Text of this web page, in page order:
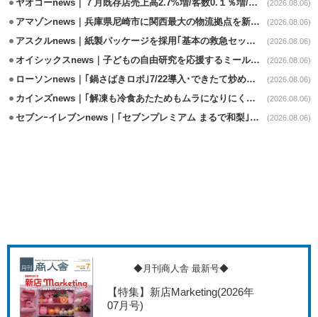
ヤオコーnews｜７月既存店売上高2.7%増/客数0.１％増/客単価2.6％増 (2026.08.06)
アマゾンnews｜兵庫県尼崎市に関西最大の物流拠点を新設・市内2拠点目 (2026.08.06)
アスクルnews｜紙製パッケージを採用｢基本の救急セット｣8/5発売 (2026.08.06)
オイシックスnews｜子どもの自由研究を応援するミールキット8/6発売 (2026.08.06)
ローソンnews｜｢鍋さばきロボ｣7/22導入･できたて炒めメニューを提供 (2026.08.06)
カインズnews｜｢解凍も冷食あたためもムラになりにくいフラットレンジ｣発売 (2026.08.06)
セブンｰイレブンnews｜｢セブンプレミアム まるで和梨｣8/11から順次発売 (2026.08.06)
◆月刊商人舎 最新号◆
【特集】新店Marketing(2026年
07月号)